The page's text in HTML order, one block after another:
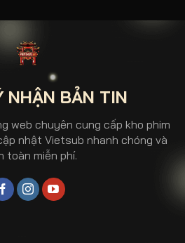
NHẬN BẢN TIN
web chuyên cung cấp kho phim
nhật Vietsub nhanh chóng và
toàn miễn phí.